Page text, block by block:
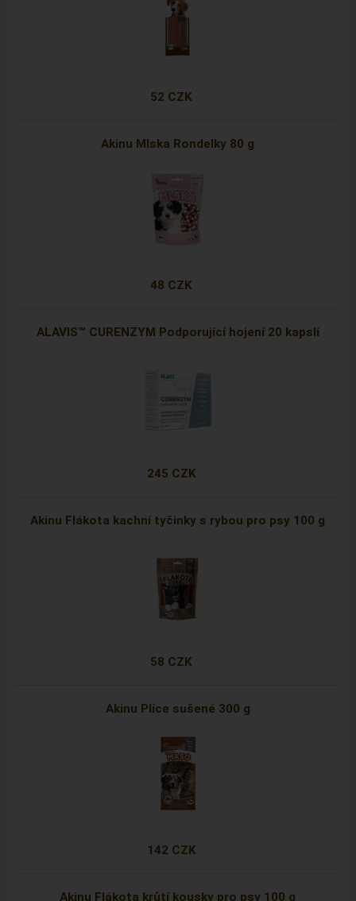
52 CZK
Akinu Mlska Rondelky 80 g
48 CZK
ALAVIS™ CURENZYM Podporující hojení 20 kapslí
245 CZK
Akinu Flákota kachní tyčinky s rybou pro psy 100 g
58 CZK
Akinu Plíce sušené 300 g
142 CZK
Akinu Flákota krůtí kousky pro psy 100 g